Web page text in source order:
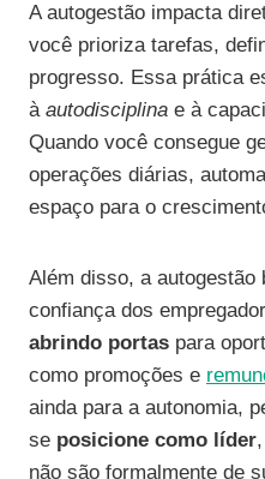
A autogestão impacta
você prioriza tarefas,
progresso. Essa prática
à autodisciplina e à
Quando você consegue
operações diárias,
espaço para o
Além disso, a autogestão
confiança dos
abrindo portas para
como promoções e
ainda para a autonomia,
se posicione como líder
não são formalmente de